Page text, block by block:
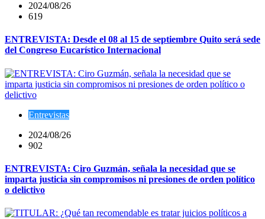
2024/08/26
619
ENTREVISTA: Desde el 08 al 15 de septiembre Quito será sede
del Congreso Eucarístico Internacional
Entrevistas
2024/08/26
902
ENTREVISTA: Ciro Guzmán, señala la necesidad que se
imparta justicia sin compromisos ni presiones de orden político
o delictivo